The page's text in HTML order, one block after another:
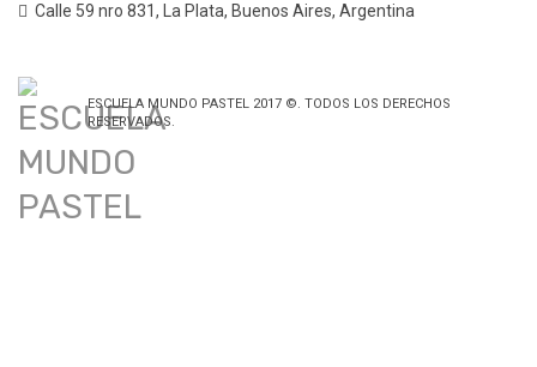
Calle 59 nro 831, La Plata, Buenos Aires, Argentina
ESCUELA MUNDO PASTEL 2017 ©. TODOS LOS DERECHOS
RESERVADOS.